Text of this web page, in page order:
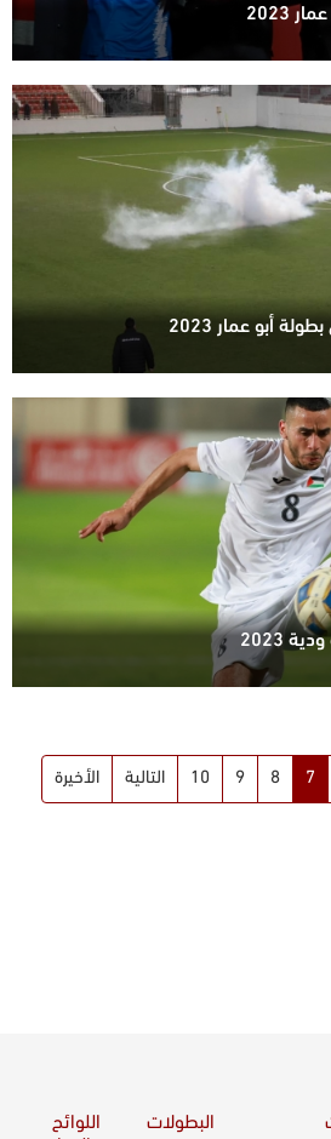
2023
أبو عمار 2023
2023
7
8
9
10 التالية الأخيرة
البطولات
اللوائح